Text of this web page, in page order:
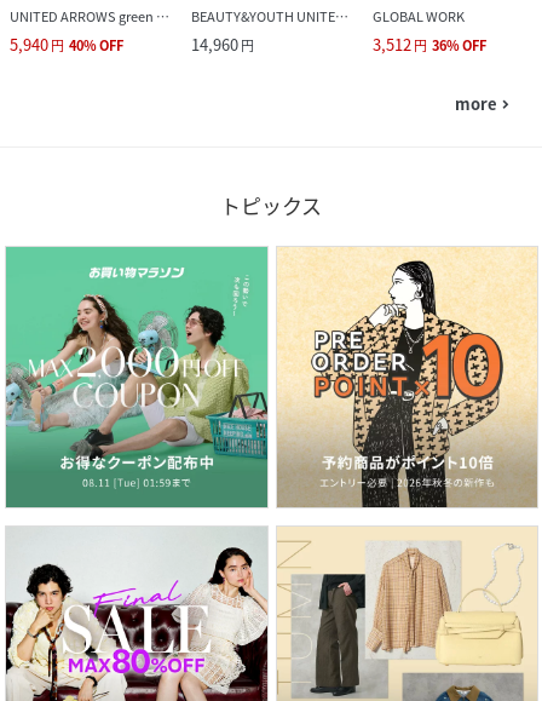
UNITED ARROWS green label relaxing
5,940円 40%OFF
BEAUTY&YOUTH UNITED ARROWS
14,960円
GLOBAL WORK
3,512円 36%OFF
more navigate_next
トピックス